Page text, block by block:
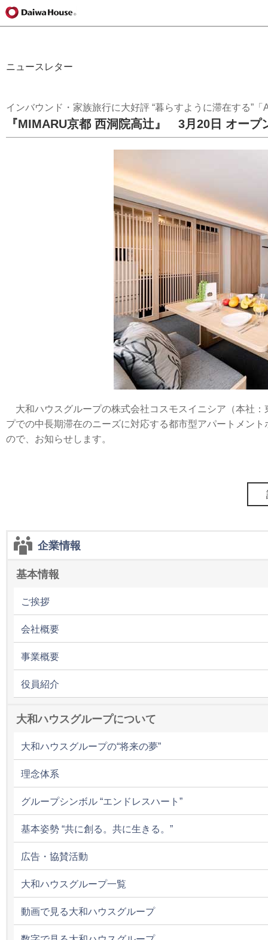
ニュースレター
インバウンド・家族旅行に大好評 “暮らすように滞在する”
『MIMARU京都 西洞院高辻』 3月20日 オープ
大和ハウスグループの株式会社コスモスイニシア（本社
プでの中長期滞在のニーズに対応する都市型アパートメン
ので、お知らせします。
企業情報
基本情報
ご挨拶
会社概要
事業概要
役員紹介
大和ハウスグループについて
大和ハウスグループの“将来の夢”
理念体系
グループシンボル “エンドレスハート”
基本姿勢 “共に創る。共に生きる。”
広告・協賛活動
大和ハウスグループ一覧
動画で見る大和ハウスグループ